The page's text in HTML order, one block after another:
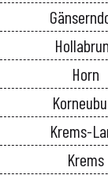
Horn
Krems-
Krems